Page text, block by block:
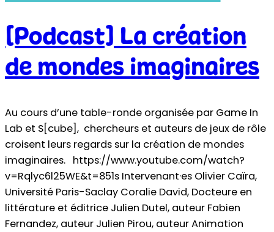
[Podcast] La création
de mondes imaginaires
Au cours d’une table-ronde organisée par Game In
Lab et S[cube], chercheurs et auteurs de jeux de rôle
croisent leurs regards sur la création de mondes
imaginaires. https://www.youtube.com/watch?
v=Rqlyc6l25WE&t=851s Intervenant·es Olivier Caïra,
Université Paris-Saclay Coralie David, Docteure en
littérature et éditrice Julien Dutel, auteur Fabien
Fernandez, auteur Julien Pirou, auteur Animation